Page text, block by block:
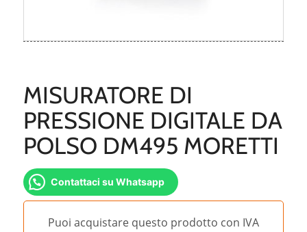
MISURATORE DI
PRESSIONE DIGITALE DA
POLSO DM495 MORETTI
Contattaci su Whatsapp
Puoi acquistare questo prodotto con IVA